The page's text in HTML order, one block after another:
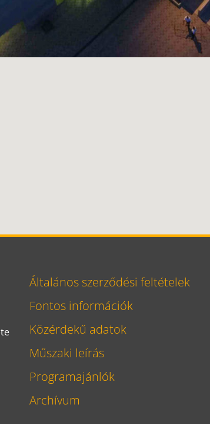
Általános szerződési feltételek
Fontos információk
Közérdekű adatok
Műszaki leírás
Programajánlók
Archívum